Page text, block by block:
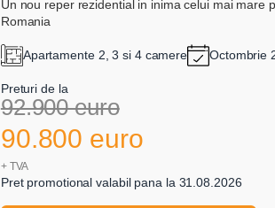
Un nou reper rezidential in inima celui mai mare
Romania
Apartamente 2, 3 si 4 camere Octombrie
Preturi de la
92.900 euro
90.800 euro
+ TVA
Pret promotional valabil pana la 31.08.2026